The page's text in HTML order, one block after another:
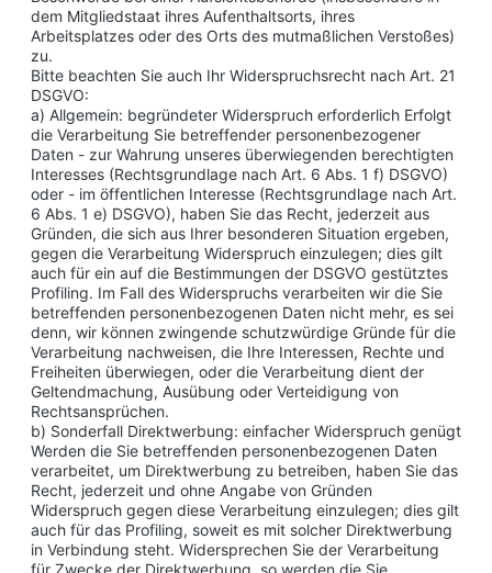
dem Mitgliedstaat ihres Aufenthaltsorts, ihres
Arbeitsplatzes oder des Orts des mutmaßlichen Verstoßes)
zu.
Bitte beachten Sie auch Ihr Widerspruchsrecht nach Art. 21
DSGVO:
a) Allgemein: begründeter Widerspruch erforderlich Erfolgt
die Verarbeitung Sie betreffender personenbezogener
Daten - zur Wahrung unseres überwiegenden berechtigten
Interesses (Rechtsgrundlage nach Art. 6 Abs. 1 f) DSGVO)
oder - im öffentlichen Interesse (Rechtsgrundlage nach Art.
6 Abs. 1 e) DSGVO), haben Sie das Recht, jederzeit aus
Gründen, die sich aus Ihrer besonderen Situation ergeben,
gegen die Verarbeitung Widerspruch einzulegen; dies gilt
auch für ein auf die Bestimmungen der DSGVO gestütztes
Profiling. Im Fall des Widerspruchs verarbeiten wir die Sie
betreffenden personenbezogenen Daten nicht mehr, es sei
denn, wir können zwingende schutzwürdige Gründe für die
Verarbeitung nachweisen, die Ihre Interessen, Rechte und
Freiheiten überwiegen, oder die Verarbeitung dient der
Geltendmachung, Ausübung oder Verteidigung von
Rechtsansprüchen.
b) Sonderfall Direktwerbung: einfacher Widerspruch genügt
Werden die Sie betreffenden personenbezogenen Daten
verarbeitet, um Direktwerbung zu betreiben, haben Sie das
Recht, jederzeit und ohne Angabe von Gründen
Widerspruch gegen diese Verarbeitung einzulegen; dies gilt
auch für das Profiling, soweit es mit solcher Direktwerbung
in Verbindung steht. Widersprechen Sie der Verarbeitung
für Zwecke der Direktwerbung, so werden die Sie